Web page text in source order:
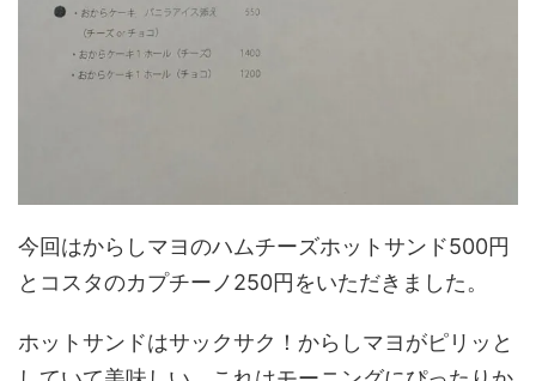
今回はからしマヨのハムチーズホットサンド500円
とコスタのカプチーノ250円をいただきました。
ホットサンドはサックサク！からしマヨがピリッと